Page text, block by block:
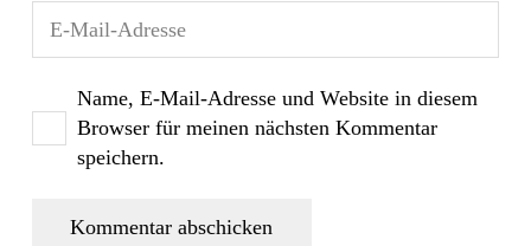
Name, E-Mail-Adresse und Website in diesem
Browser für meinen nächsten Kommentar
speichern.
Kommentar abschicken